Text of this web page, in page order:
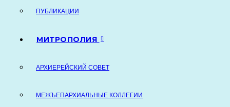
ПУБЛИКАЦИИ
МИТРОПОЛИЯ
АРХИЕРЕЙСКИЙ СОВЕТ
МЕЖЪЕПАРХИАЛЬНЫЕ КОЛЛЕГИИ